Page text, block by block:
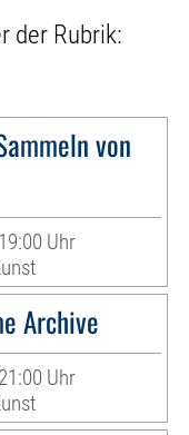
der Rubrik:
von
Uhr
Archive
Uhr